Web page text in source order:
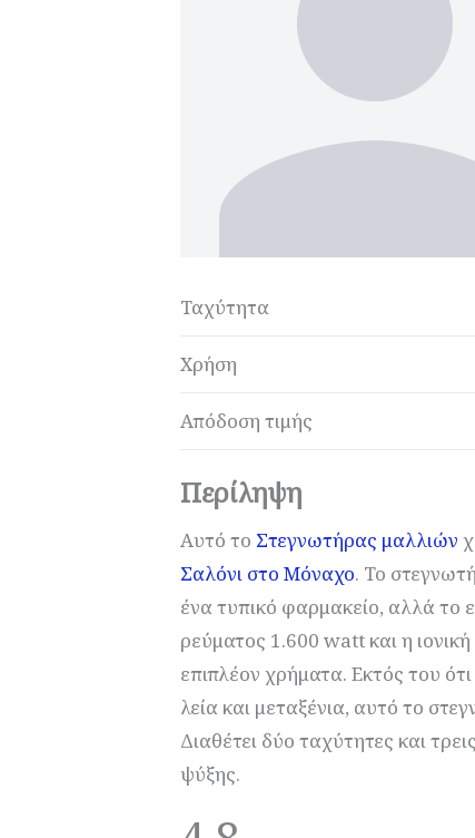
Ταχύτητα
Χρήση
Απόδοση τιμής
Περίληψη
Αυτό το Στεγνωτήρας μαλλιών
Σαλόνι στο Μόναχο. Το
ένα τυπικό φαρμακείο, αλλά το
ρεύματος 1.600 watt και η
επιπλέον χρήματα. Εκτός του
λεία και μεταξένια, αυτό το
Διαθέτει δύο ταχύτητες και
ψύξης.